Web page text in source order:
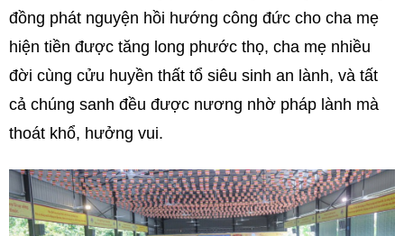
đồng phát nguyện hồi hướng công đức cho cha mẹ
hiện tiền được tăng long phước thọ, cha mẹ nhiều
đời cùng cửu huyền thất tổ siêu sinh an lành, và tất
cả chúng sanh đều được nương nhờ pháp lành mà
thoát khổ, hưởng vui.